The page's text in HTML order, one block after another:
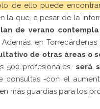
de ello puede
la que, a pesar de la
de verano
Además, en
de otras áreas o
500 profesionales- será
consultas -con el
más guardias para los